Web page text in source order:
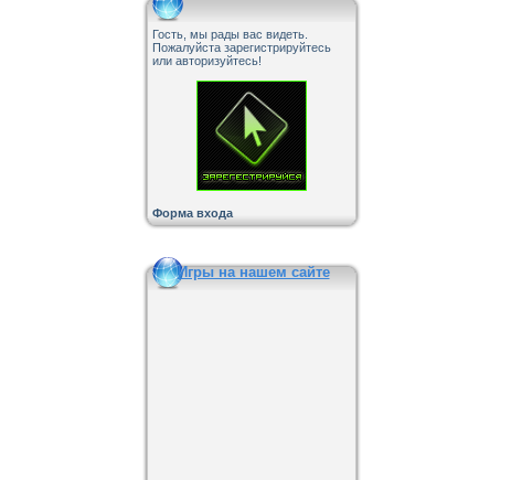
Гость, мы рады вас видеть.
Пожалуйста зарегистрируйтесь
или авторизуйтесь!
Форма входа
Игры на нашем сайте